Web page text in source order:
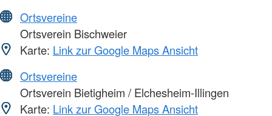
Ortsvereine
Ortsverein Bischweier
Karte: Link zur Google Maps Ansicht
Ortsvereine
Ortsverein Bietigheim / Elchesheim-Illingen
Karte: Link zur Google Maps Ansicht